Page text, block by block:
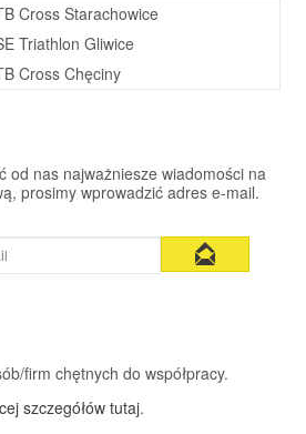
Cross Starachowice
Triathlon Gliwice
Cross Chęciny
od nas najważniesze wiadomości na
prosimy wprowadzić adres e-mail.
firm chętnych do współpracy.
szczegółów tutaj.